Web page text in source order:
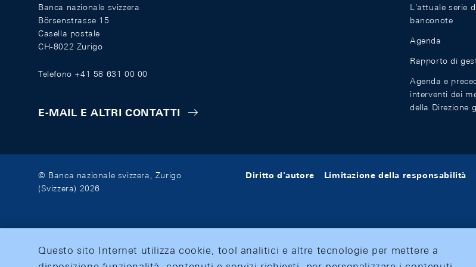
Banca nazionale svizzera
Börsenstrasse 15
Casella postale
CH-8022 Zurigo
Telefono +41 58 631 00 00
E-MAIL E ALTRI CONTATTI
L'attuale serie
banconote
Agenda
Rapporto di
Agenda e
interventi dei
della Direzione
© Banca nazionale svizzera, Zurigo
(Svizzera) 2026
Diritto d'autore Limitazione della responsabilità
Questo sito Internet utilizza cookie, tool analitici e altre tecnologie per mettere a